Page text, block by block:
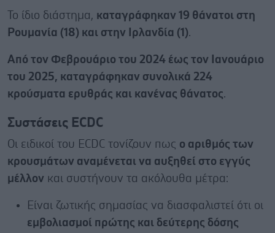
Το ίδιο διάστημα, καταγράφηκαν 19 θάνατοι στη
Ρουμανία (18) και στην Ιρλανδία (1).
Από τον Φεβρουάριο του 2024 έως τον Ιανουάριο
του 2025, καταγράφηκαν συνολικά 224
κρούσματα ερυθράς και κανένας θάνατος.
Συστάσεις ECDC
Οι ειδικοί του ECDC τονίζουν πως ο αριθμός των
κρουσμάτων αναμένεται να αυξηθεί στο εγγύς
μέλλον και συστήνουν τα ακόλουθα μέτρα:
Είναι ζωτικής σημασίας να διασφαλιστεί ότι οι
εμβολιασμοί πρώτης και δεύτερης δόσης